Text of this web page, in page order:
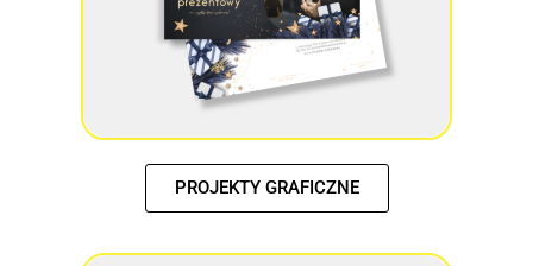
PROJEKTY GRAFICZNE